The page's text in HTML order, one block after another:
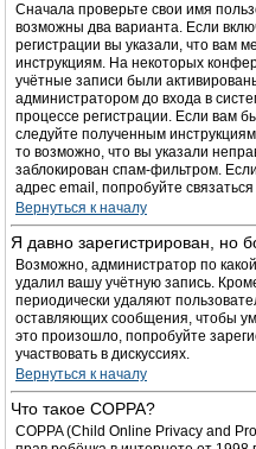
Сначала проверьте свои имя
возможны два варианта. Если
регистрации вы указали, что вам
инструкциям. На некоторых
учётные записи были
администратором до входа в
процессе регистрации. Если вам
следуйте полученным
то возможно, что вы указали
заблокирован спам-фильтром.
адрес email, попробуйте
Вернуться к началу
Я давно зарегистрирован, но
Возможно, администратор по
удалил вашу учётную запись.
периодически удаляют
оставляющих сообщения, чтобы
это произошло, попробуйте
участвовать в дискуссиях.
Вернуться к началу
Что такое COPPA?
COPPA (Child Online Privacy and